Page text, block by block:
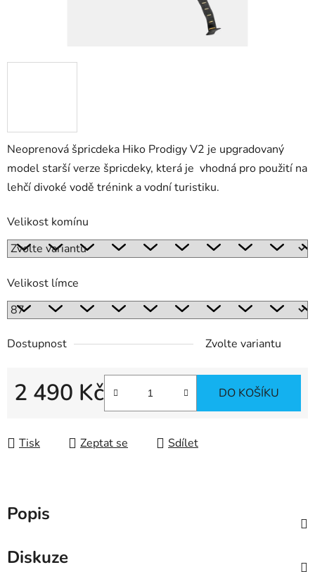
Neoprenová špricdeka Hiko Prodigy V2 je upgradovaný
model starší verze špricdeky, která je vhodná pro použití na
lehčí divoké vodě trénink a vodní turistiku.
Velikost komínu
Velikost límce
Dostupnost Zvolte variantu
2 490 Kč DO KOŠÍKU
Tisk Zeptat se Sdílet
Popis
Diskuze